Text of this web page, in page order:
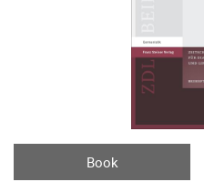
Book